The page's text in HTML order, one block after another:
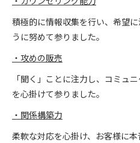
積極的に情報収集を行い、希望
うに努めて参りました。
・攻めの販売
「聞く」ことに注力し、コミュ
を心掛けて参りました。
・関係構築力
柔軟な対応を心掛け、お客様に